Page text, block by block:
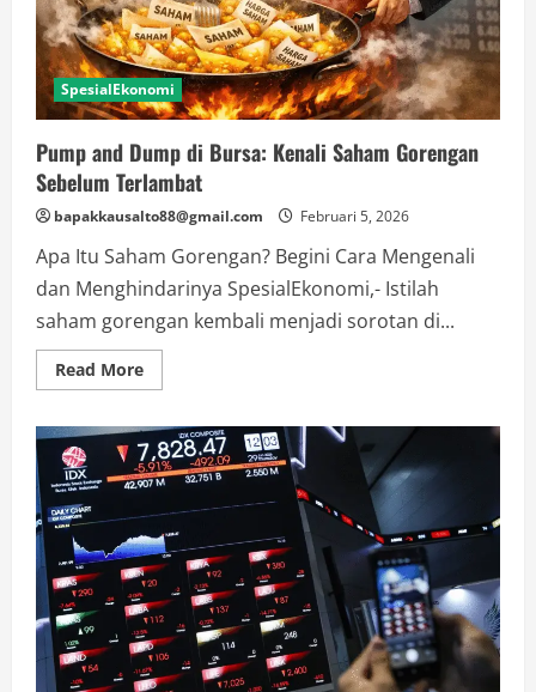
SpesialEkonomi
Pump and Dump di Bursa: Kenali Saham Gorengan
Sebelum Terlambat
bapakkausalto88@gmail.com Februari 5, 2026
Apa Itu Saham Gorengan? Begini Cara Mengenali
dan Menghindarinya SpesialEkonomi,- Istilah
saham gorengan kembali menjadi sorotan di...
Read MoreRead
more
and
Dump
di
Bursa:
Saham
Gorengan
Sebelum
Terlambat